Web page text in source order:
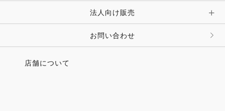
法人向け販売
お問い合わせ
店舗について